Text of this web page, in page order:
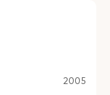
2005